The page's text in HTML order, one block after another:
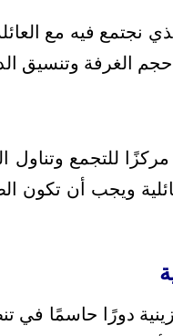
نجتمع فيه مع
الغرفة وتنسيق
مركزًا للتجمع
ويجب أن تكون
دورًا حاسمًا في